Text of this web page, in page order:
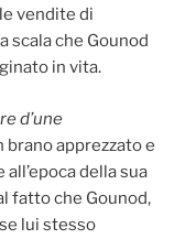
vendite di
scala che Gounod
in vita.
d’une
apprezzato e
della sua
fatto che Gounod,
lui stesso